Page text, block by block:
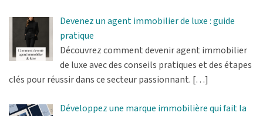
Devenez un agent immobilier de luxe : guide
pratique
Découvrez comment devenir agent immobilier
de luxe avec des conseils pratiques et des étapes
clés pour réussir dans ce secteur passionnant. […]
Développez une marque immobilière qui fait la